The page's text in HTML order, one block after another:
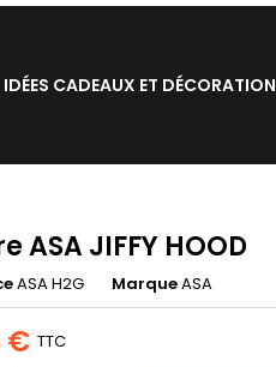
IDÉES CADEAUX ET DÉCORATION
ASA JIFFY HOOD
ASA H2G MarqueASA
€ TTC